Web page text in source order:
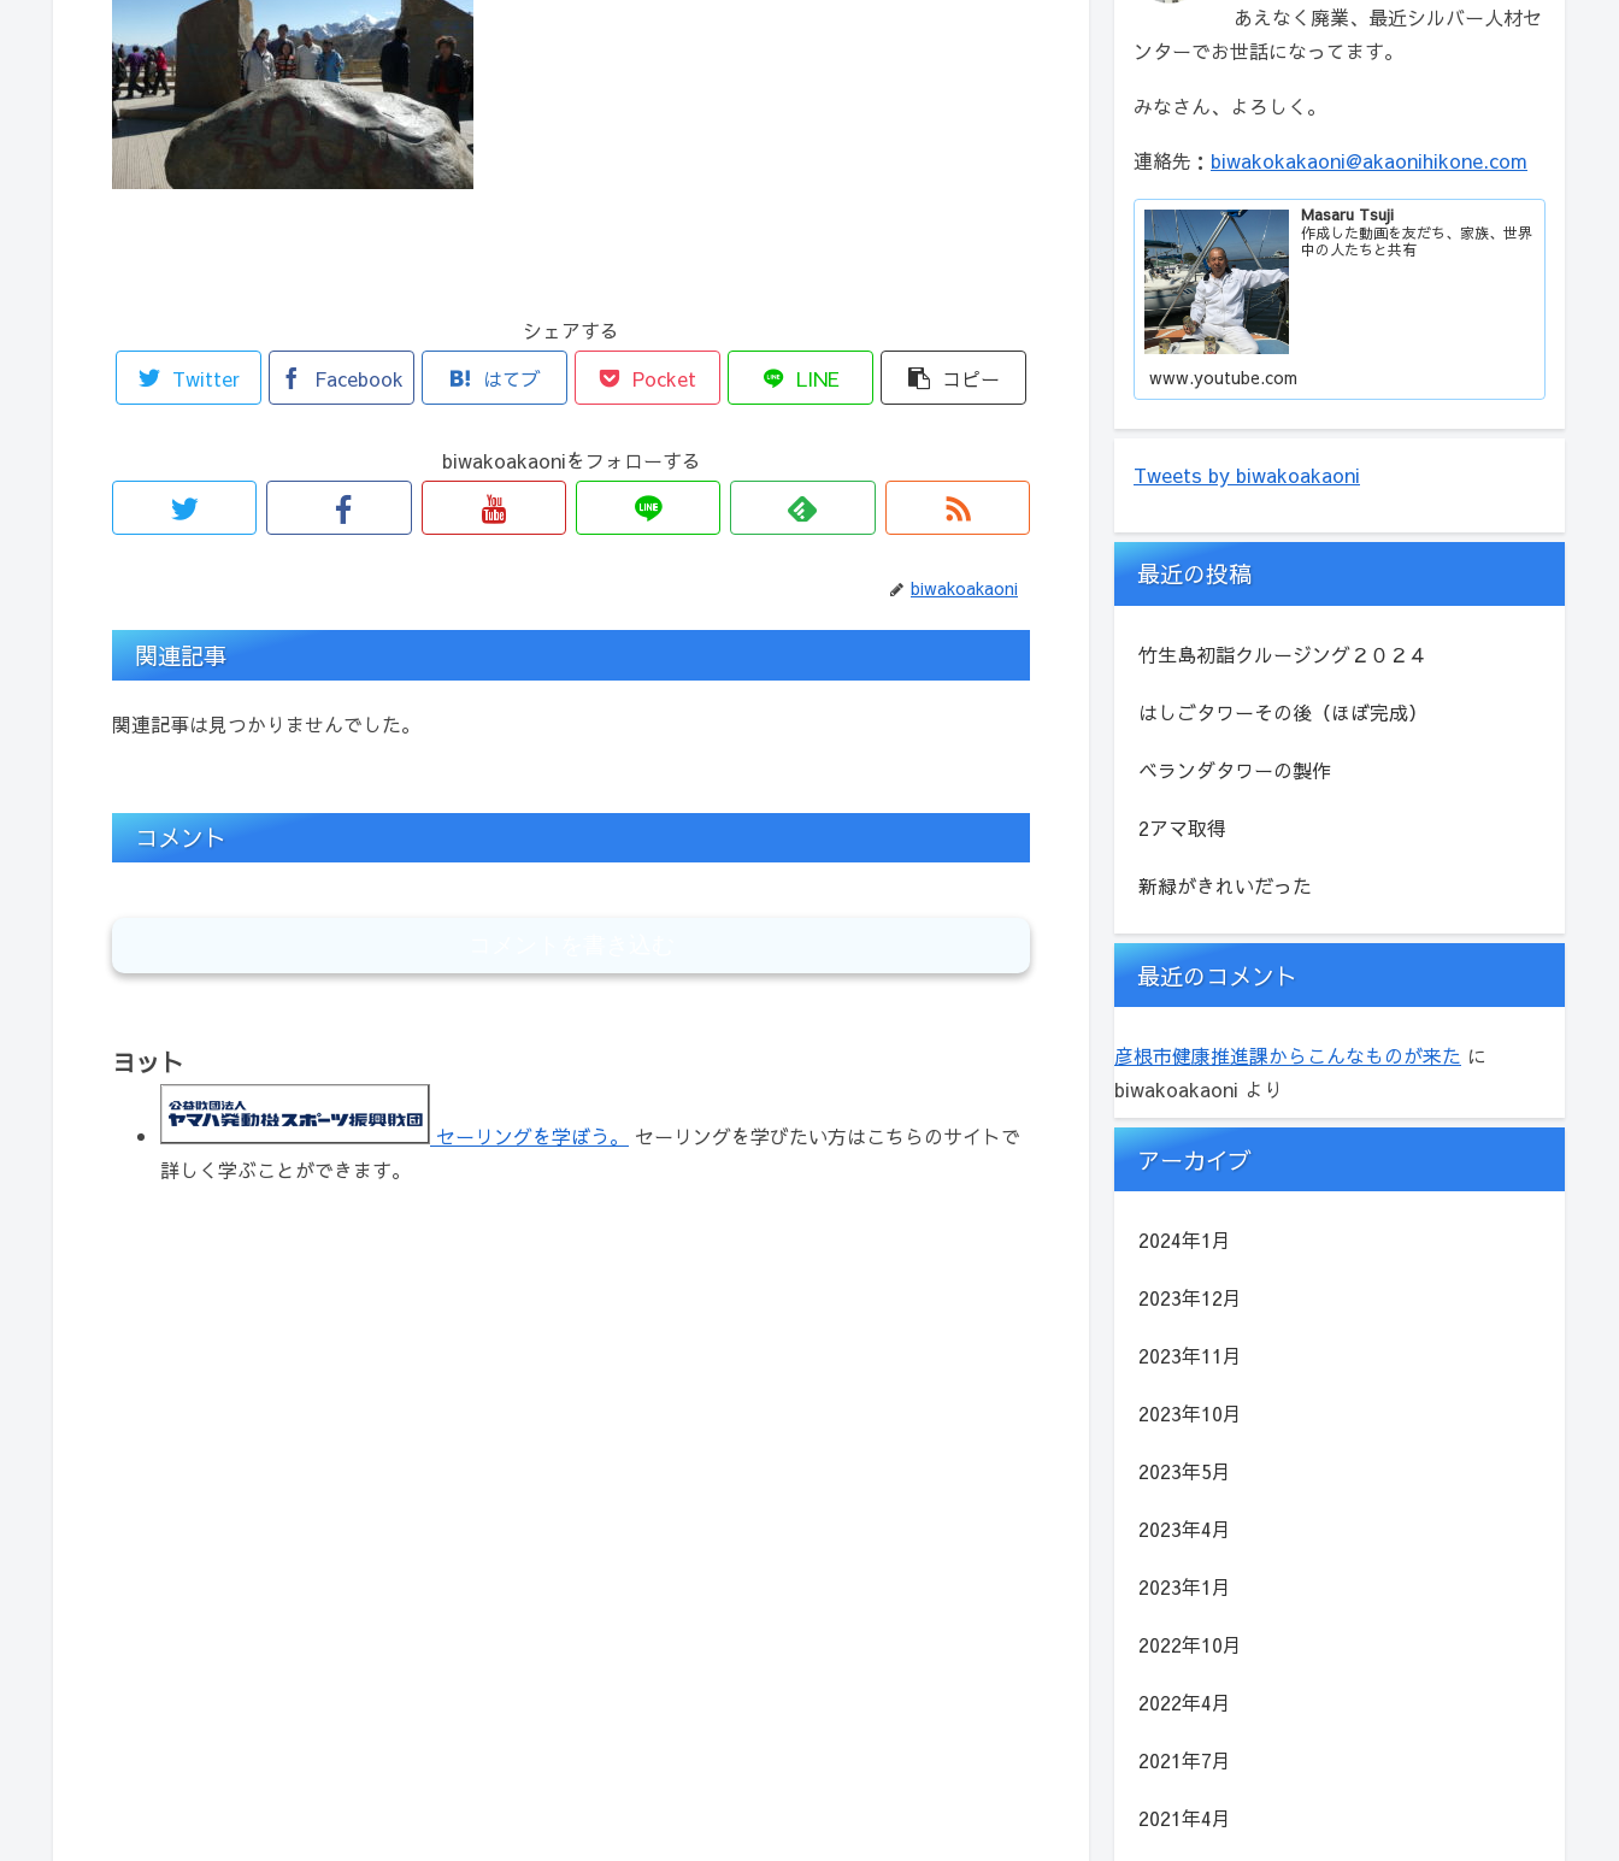
シェアする
Twitter
Facebook はてブ Pocket LINE コピー
biwakoakaoniをフォローする
biwakoakaoni
関連記事
関連記事は見つかりませんでした。
コメント
ヨット
セーリングを学ぼう。
セーリングを学びたい方はこちらのサイトで
詳しく学ぶことができます。
あえなく廃業、最近シルバー人材セ
ンターでお世話になってます。
みなさん、よろしく。
連絡先： biwakokakaoni@akaonihikone.com
Masaru Tsuji
作成した動画を友だち、家族、世界
中の人たちと共有
www.youtube.com
Tweets by biwakoakaoni
最近の投稿
竹生島初詣クルージング２０２４
はしごタワーその後（ほぼ完成）
ベランダタワーの製作
2アマ取得
新緑がきれいだった
最近のコメント
彦根市健康推進課からこんなものが来た に
biwakoakaoni より
アーカイブ
2024年1月
2023年12月
2023年11月
2023年10月
2023年5月
2023年4月
2023年1月
2022年10月
2022年4月
2021年7月
2021年4月